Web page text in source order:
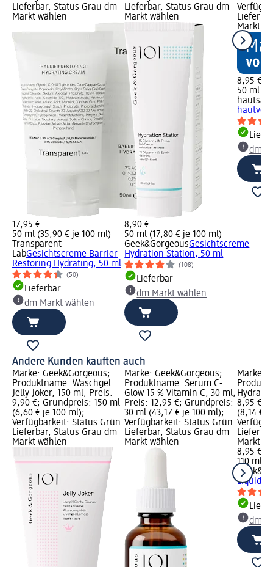
Lieferbar, Status Grau dm
Markt wählen
17,95 €
50 ml (35,90 € je 100 ml)
Transparent
LabGesichtscreme Barrier
Restoring Hydrating, 50 ml
(50)
Lieferbar
dm Markt wählen
Lieferbar, Status Grau dm
Markt wählen
8,90 €
50 ml (17,80 € je 100 ml)
Geek&GorgeousGesichtscreme
Hydration Station, 50 ml
(108)
Lieferbar
dm Markt wählen
Markt
8,95 €
50 ml
dm
Andere Kunden kauften auch
Marke: Geek&Gorgeous;
Produktname: Waschgel
Jelly Joker, 150 ml; Preis:
9,90 €; Grundpreis: 150 ml
(6,60 € je 100 ml);
Verfügbarkeit: Status Grün
Lieferbar, Status Grau dm
Markt wählen
Marke: Geek&Gorgeous;
Produktname: Serum C-
Glow 15 % Vitamin C, 30 ml;
Preis: 12,95 €; Grundpreis:
30 ml (43,17 € je 100 ml);
Verfügbarkeit: Status Grün
Lieferbar, Status Grau dm
Markt wählen
Marke:
8,95 €;
(8,14 €
Markt
8,95 €
110 ml
Liquid
dm